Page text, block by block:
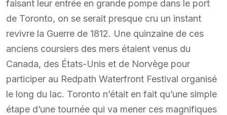
faisant leur entrée en grande pompe dans le port
de Toronto, on se serait presque cru un instant
revivre la Guerre de 1812. Une quinzaine de ces
anciens coursiers des mers étaient venus du
Canada, des États-Unis et de Norvège pour
participer au Redpath Waterfront Festival organisé
le long du lac. Toronto n’était en fait qu’une simple
étape d’une tournée qui va mener ces magnifiques